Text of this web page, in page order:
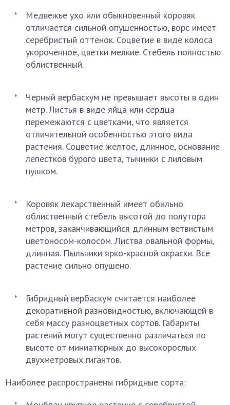
Медвежье ухо или обыкновенный коровяк
отличается сильной опушенностью, ворс имеет
серебристый оттенок. Соцветие в виде колоса
укороченное, цветки мелкие. Стебель полностью
облиственный.
Черный вербаскум не превышает высоты в один
метр. Листья в виде яйца или сердца
перемежаются с цветками, что является
отличительной особенностью этого вида
растения. Соцветие желтое, длинное, основание
лепестков бурого цвета, тычинки с лиловым
пушком.
Коровяк лекарственный имеет обильно
облиственный стебель высотой до полутора
метров, заканчивающийся длинным ветвистым
цветоносом-колосом. Листва овальной формы,
длинная. Пыльники ярко-красной окраски. Все
растение сильно опушено.
Гибридный вербаскум считается наиболее
декоративной разновидностью, включающей в
себя массу разноцветных сортов. Габариты
растений могут существенно различаться по
высоте от миниатюрных до высокорослых
двухметровых гигантов.
Наиболее распространены гибридные сорта: